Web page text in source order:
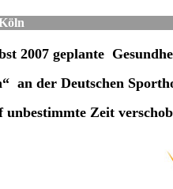
2007 geplante
an der Deutschen
unbestimmte Zeit